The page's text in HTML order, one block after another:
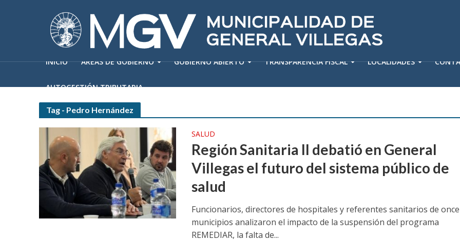
INICIO ÁREAS DE GOBIERNO GOBIERNO ABIERTO TRANSPARENCIA FISCAL LOCALIDADES
AUTOGESTIÓN TRIBUTARIA
Tag - Pedro Hernández
SALUD
Región Sanitaria II debatió en General
Villegas el futuro del sistema público de
salud
Funcionarios, directores de hospitales y referentes sanitarios de once
municipios analizaron el impacto de la suspensión del programa
REMEDIAR, la falta de...